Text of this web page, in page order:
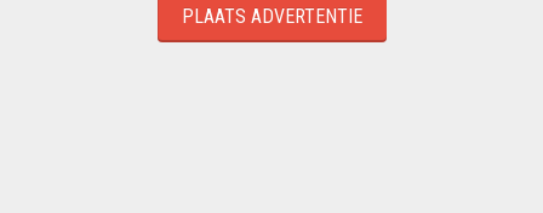
PLAATS ADVERTENTIE